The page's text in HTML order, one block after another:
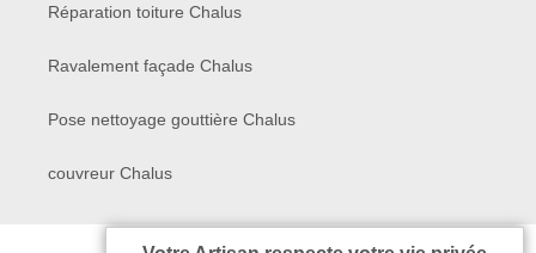
Réparation toiture Chalus
Ravalement façade Chalus
Pose nettoyage gouttière Chalus
couvreur Chalus